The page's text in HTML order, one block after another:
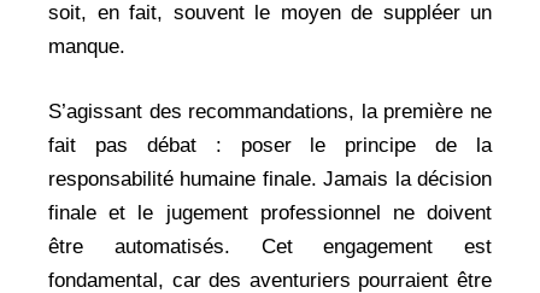
soit, en fait, souvent le moyen de suppléer un
manque.
S’agissant des recommandations, la première ne
fait pas débat : poser le principe de la
responsabilité humaine finale. Jamais la décision
finale et le jugement professionnel ne doivent
être automatisés. Cet engagement est
fondamental, car des aventuriers pourraient être